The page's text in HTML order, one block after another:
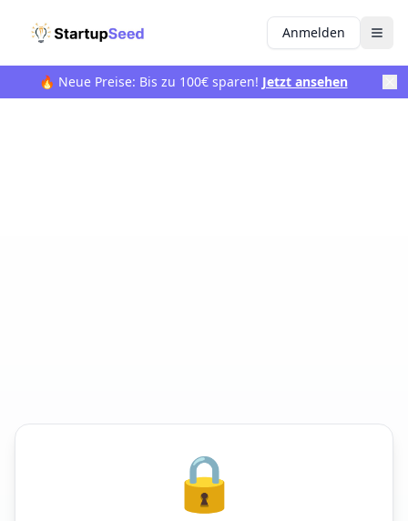
Anmelden
🔥 Neue Preise: Bis zu 100€ sparen! Jetzt ansehen
🔒